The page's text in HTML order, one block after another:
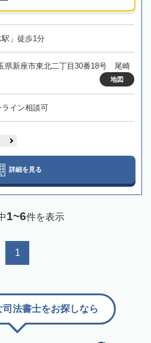
」徒歩1分
県新座市東北二丁目30番18号 尾崎
地図
イン相談可
詳細を見る
1~6件を表示
1
法書士をお探しなら